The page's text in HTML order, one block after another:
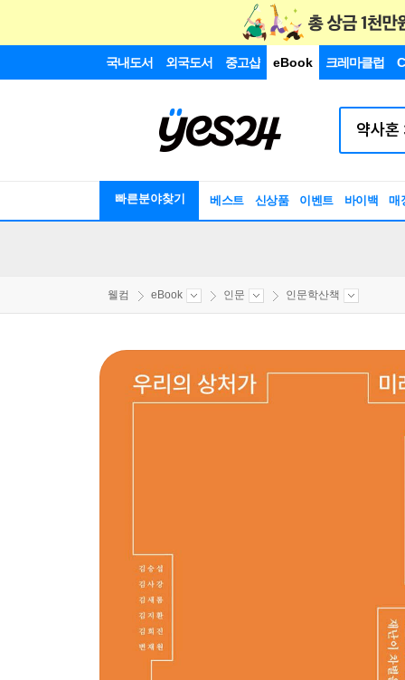
국내도서 외국도서 중고샵 eBook 크레마클럽
빠른분야찾기 베스트 신상품 이벤트 바이백 매
웰컴 eBook 인문 인문학산책